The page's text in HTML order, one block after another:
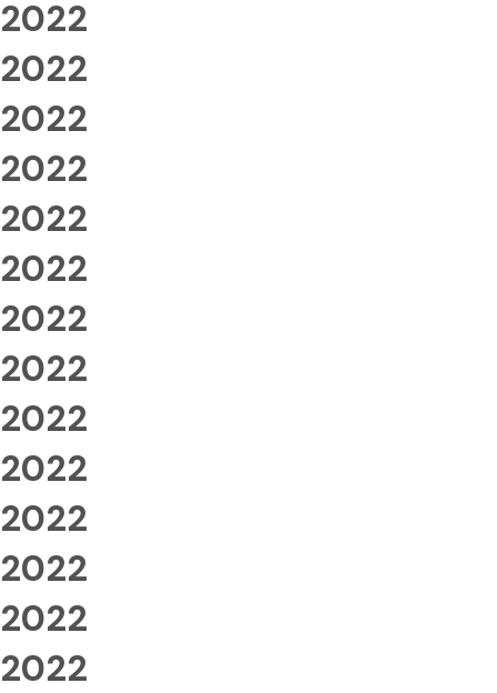
2022
2022
2022
2022
2022
2022
2022
2022
2022
2022
2022
2022
2022
2022